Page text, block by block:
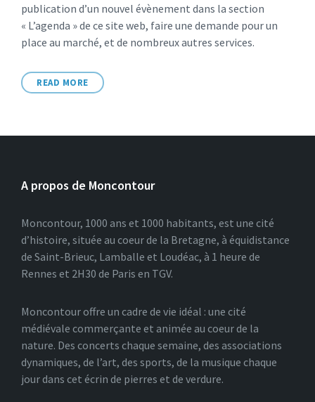
publication d’un nouvel évènement dans la section
« L’agenda » de ce site web, faire une demande pour un
place au marché, et de nombreux autres services.
READ MORE
A propos de Moncontour
Moncontour, 1000 ans et 1000 habitants, est une cité
d’histoire, située au coeur de la Bretagne, à équidistance
de Saint-Brieuc, Lamballe et Loudéac, à 1 heure de
Rennes et 2H30 de Paris en TGV.
Moncontour offre un cadre de vie idéal : une cité
médiévale commerçante et animée au coeur de la
nature. Des concerts chaque semaine, des associations
dynamiques, de l’art, des sports, de la musique chaque
jour dans cet écrin de pierres et de verdure.